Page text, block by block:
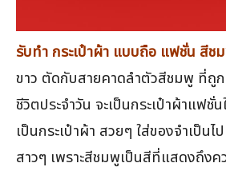
รับทำ กระเป๋าผ้า แบบถือ แฟชั่น สีช
ขาว ตัดกับสายคาดลำตัวสีชมพู ที่ถูก
ชีวิตประจำวัน จะเป็นกระเป๋าผ้าแฟชั่
เป็นกระเป๋าผ้า สวยๆ ใส่ของจำเป็นไ
สาวๆ เพราะสีชมพูเป็นสีที่แสดงถึงค